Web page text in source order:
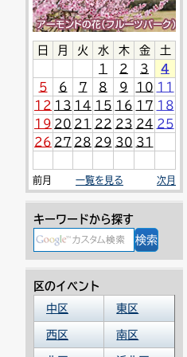
連絡ごみ
ユニバーサルデザイン
日 月 火 水 木 金
土
1
2 3
4
5
6 7 8 9 10 11
12 13 14 15 16 17 18
19 20 21 22 23 24 25
26 27 28 29 30 31
前月 一覧を見る 次月
キーワードから探す
区のイベント
中区
東区
西区 南区